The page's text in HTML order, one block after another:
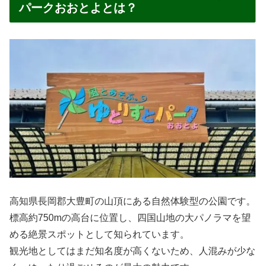
パークおおとよとは？
高知県長岡郡大豊町の山頂にある自然体験型の公園です。
標高約750mの高台に位置し、四国山地の大パノラマを望
める絶景スポットとして知られています。
観光地としてはまだ知名度が高くないため、人混みが少な